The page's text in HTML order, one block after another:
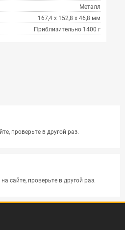
Металл
167,4 х 152,8 х 46,8 мм
Приблизительно 1400 г
проверьте в другой раз.
сайте, проверьте в другой раз.